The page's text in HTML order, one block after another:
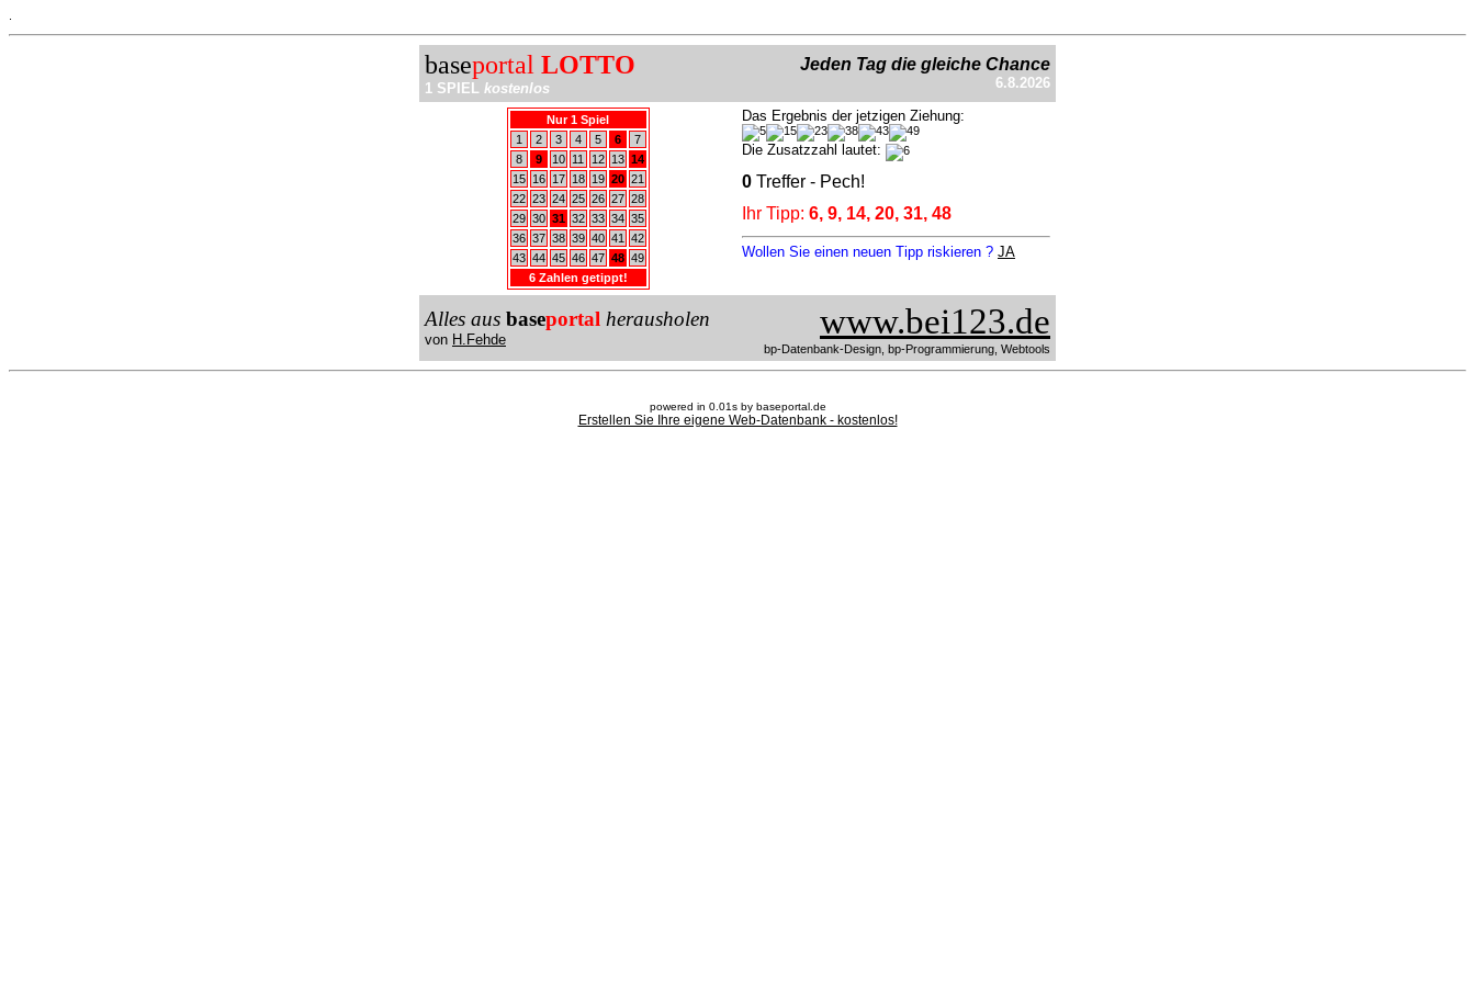
baseportal LOTTO
1 SPIEL kostenlos
Jeden Tag die gleiche Chance
6.8.2026
Nur 1 Spiel
1
2 3 4 5 6
7
8
9 10 11 12 13 14
15
16 17 18 19 20 21
22 23 24 25 26 27 28
29 30 31 32 33 34 35
36 37 38 39 40 41
42
43 44 45 46 47 48 49
6 Zahlen getippt!
Das Ergebnis der jetzigen Ziehung:
Die Zusatzzahl lautet:
0 Treffer - Pech!
Ihr Tipp: 6, 9, 14, 20, 31, 48
Wollen Sie einen neuen Tipp riskieren ? JA
Alles aus baseportal herausholen
von H.Fehde www.bei123.de
bp-Datenbank-Design, bp-Programmierung, Webtools
powered in 0.01s by baseportal.de
Erstellen Sie Ihre eigene Web-Datenbank - kostenlos!